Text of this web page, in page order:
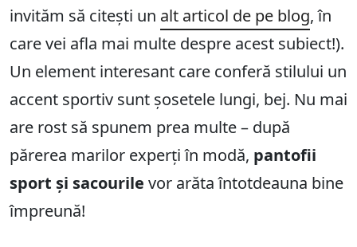
invităm să citești un alt articol de pe blog, în
care vei afla mai multe despre acest subiect!).
Un element interesant care conferă stilului un
accent sportiv sunt șosetele lungi, bej. Nu mai
are rost să spunem prea multe – după
părerea marilor experți în modă, pantofii
sport și sacourile vor arăta întotdeauna bine
împreună!